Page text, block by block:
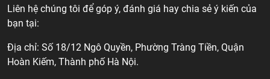
Liên hệ chúng tôi để góp ý, đánh giá hay chia sẻ ý kiến của
bạn tại:
Địa chỉ: Số 18/12 Ngô Quyền, Phường Tràng Tiền, Quận
Hoàn Kiếm, Thành phố Hà Nội.